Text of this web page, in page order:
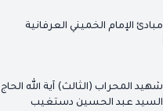
مبادئ الإمام الخميني العرفانية
شهيد المحراب (الثالث) آية الله الحاج
السيد عبد الحسين دستغيب